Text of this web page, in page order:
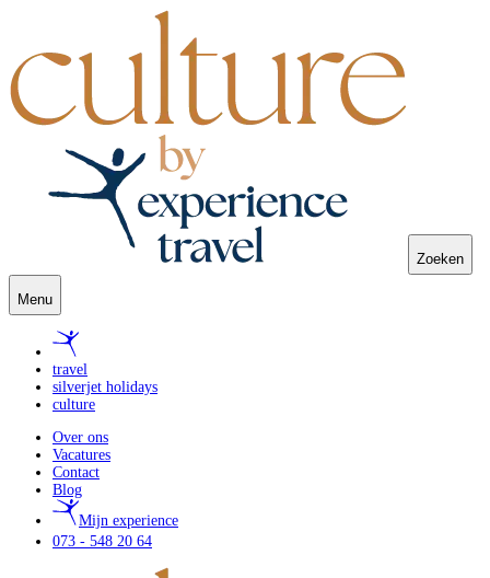
Zoeken
Menu
travel
silverjet holidays
culture
Over ons
Vacatures
Contact
Blog
Mijn experience
073 - 548 20 64